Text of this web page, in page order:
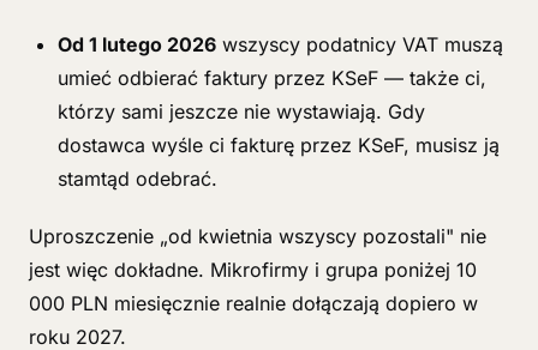
Od 1 lutego 2026 wszyscy podatnicy VAT muszą
umieć odbierać faktury przez KSeF — także ci,
którzy sami jeszcze nie wystawiają. Gdy
dostawca wyśle ci fakturę przez KSeF, musisz ją
stamtąd odebrać.
Uproszczenie „od kwietnia wszyscy pozostali" nie
jest więc dokładne. Mikrofirmy i grupa poniżej 10
000 PLN miesięcznie realnie dołączają dopiero w
roku 2027.